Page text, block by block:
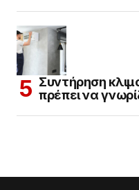
Συντήρηση
πρέπει να